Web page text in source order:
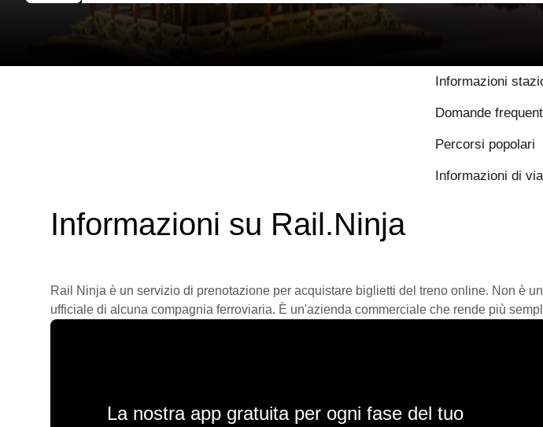
Informazioni
Domande
Percorsi popolari
Informazioni di
Informazioni su Rail.Ninja
Rail Ninja è un servizio di prenotazione per acquistare biglietti del treno online. Non è
ufficiale di alcuna compagnia ferroviaria. È un'azienda commerciale che rende più
La nostra app gratuita per ogni fase del tuo